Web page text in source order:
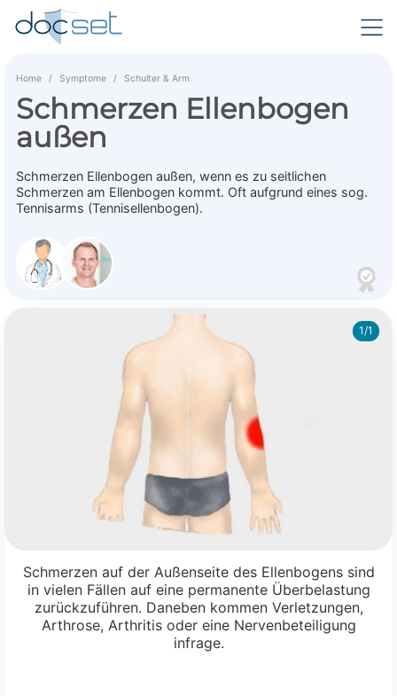
Home Symptome Schulter & Arm
Schmerzen Ellenbogen
außen
Schmerzen Ellenbogen außen, wenn es zu seitlichen
Schmerzen am Ellenbogen kommt. Oft aufgrund eines sog.
Tennisarms (Tennisellenbogen).
1/1
Schmerzen auf der Außenseite des Ellenbogens sind
in vielen Fällen auf eine permanente Überbelastung
zurückzuführen. Daneben kommen Verletzungen,
Arthrose, Arthritis oder eine Nervenbeteiligung
infrage.